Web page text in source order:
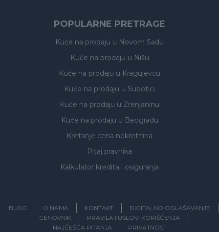
POPULARNE PRETRAGE
Kuće na prodaju u Novom Sadu
Kuće na prodaju u Nišu
Kuće na prodaju u Kragujevcu
Kuće na prodaju u Subotici
Kuće na prodaju u Zrenjaninu
Kuće na prodaju u Beogradu
Kretanje cena nekretnina
Pitaj pravnika
Kalkulator kredita i osiguranja
BLOG O NAMA KONTAKT
DIGITALNO OGLAŠAVANJE
CENOVNIK
PRAVILA I USLOVI KORIŠĆENJA
NAJČEŠĆA PITANJA
PRIVATNOST